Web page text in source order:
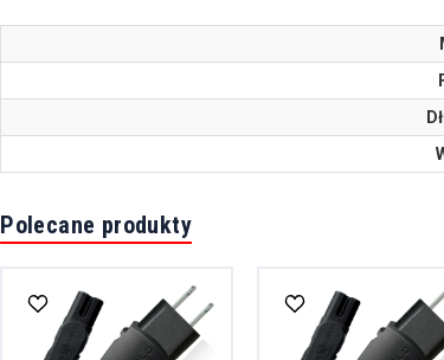
Polecane produkty